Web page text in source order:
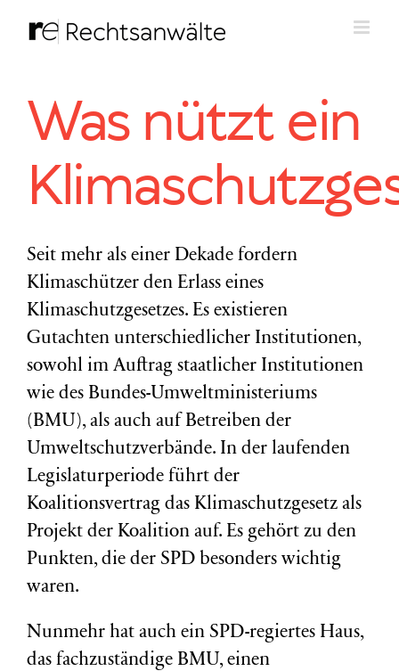
Inhalt
Was nützt ein
Seit mehr als einer Dekade fordern
Klimaschützer den Erlass eines
Klimaschutzgesetzes. Es existieren
Gutachten unterschiedlicher Institutionen,
sowohl im Auftrag staatlicher Institutionen
wie des Bundes-Umweltministeriums
(BMU), als auch auf Betreiben der
Umweltschutzverbände. In der laufenden
Legislaturperiode führt der
Koalitionsvertrag das Klimaschutzgesetz als
Projekt der Koalition auf. Es gehört zu den
Punkten, die der SPD besonders wichtig
waren.
Nunmehr hat auch ein SPD-regiertes Haus,
das fachzuständige BMU, einen